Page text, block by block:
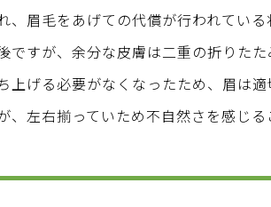
、眉毛をあげての代償が行われてい
すが、余分な皮膚は二重の折りた
げる必要がなくなったため、眉は適
左右揃っていため不自然さを感じる